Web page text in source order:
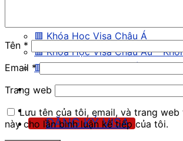
🟥 Khóa Học Visa Châu Á
🟥 Khóa Học Visa Châu Âu –
🟥 Khóa Học Visa UK, Úc,
ĐĂNG KÝ VISA
Tên *
Email *
Trang web
Lưu tên của tôi, email, và trang
này cho lần bình luận kế tiếp của tôi.